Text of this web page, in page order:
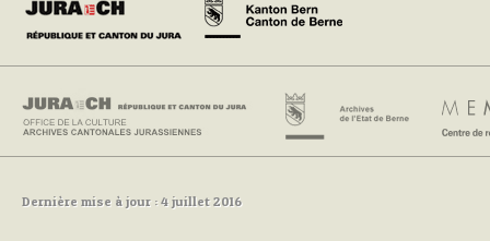
Dernière mise à jour : 4 juillet 2016